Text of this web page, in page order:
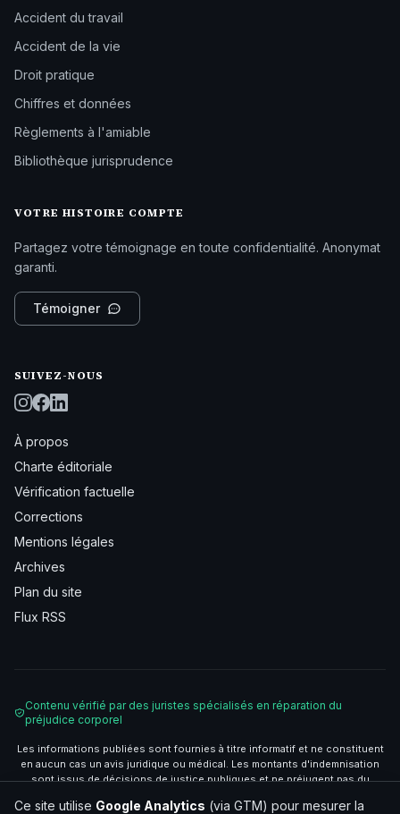
Accident du travail
Accident de la vie
Droit pratique
Chiffres et données
Règlements à l'amiable
Bibliothèque jurisprudence
VOTRE HISTOIRE COMPTE
Partagez votre témoignage en toute confidentialité. Anonymat
garanti.
Témoigner
SUIVEZ-NOUS
À propos
Charte éditoriale
Vérification factuelle
Corrections
Mentions légales
Archives
Plan du site
Flux RSS
Contenu vérifié par des juristes spécialisés en réparation du
préjudice corporel
Les informations publiées sont fournies à titre informatif et ne constituent
en aucun cas un avis juridique ou médical. Les montants d'indemnisation
sont issus de décisions de justice publiques et ne préjugent pas du
évaluation personnalisée.
Ce site utilise Google Analytics (via GTM) pour mesurer la